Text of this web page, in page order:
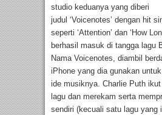
studio keduanya yang diberi
judul ‘Voicenotes’ dengan hit
seperti ‘Attention’ dan ‘How
berhasil masuk di tangga lagu
Nama Voicenotes, diambil
iPhone yang dia gunakan
ide musiknya. Charlie Puth
lagu dan merekam serta
sendiri (kecuali satu lagu yang